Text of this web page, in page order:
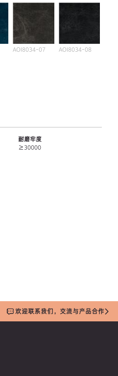
AOI8034-07 AOI8034-08
耐磨牢度
≥30000
欢迎联系我们，交流与产品合作